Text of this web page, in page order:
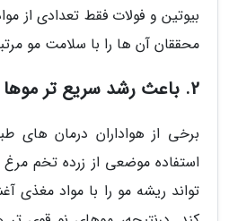
بیوتین و فولات فقط تعدادی از
محققان آن ها را با سلامت مو
2. باعث رشد سریع تر موها می گردد
برخی از هواداران درمان های
استفاده موضعی از زرده تخم
تواند ریشه مو را با مواد مغذی